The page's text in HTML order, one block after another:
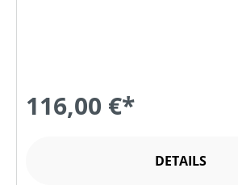
116,00 €*
DETAILS